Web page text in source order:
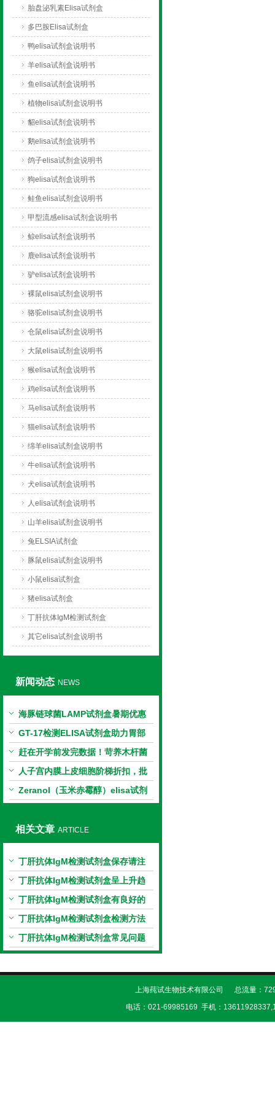
胎盘泌乳素Elisa试剂盒
多巴胺Elisa试剂盒
鸭elisa试剂盒说明书
羊elisa试剂盒说明书
鱼elisa试剂盒说明书
植物elisa试剂盒说明书
貂elisa试剂盒说明书
鹅elisa试剂盒说明书
鸽子elisa试剂盒说明书
狗elisa试剂盒说明书
鲑鱼elisa试剂盒说明书
甲型流感elisa试剂盒说明书
鲸elisa试剂盒说明书
鹿elisa试剂盒说明书
驴elisa试剂盒说明书
裸鼠elisa试剂盒说明书
骆驼elisa试剂盒说明书
仓鼠elisa试剂盒说明书
大鼠elisa试剂盒说明书
猴elisa试剂盒说明书
鸡elisa试剂盒说明书
马elisa试剂盒说明书
猫elisa试剂盒说明书
绵羊elisa试剂盒说明书
牛elisa试剂盒说明书
犬elisa试剂盒说明书
人elisa试剂盒说明书
山羊elisa试剂盒说明书
兔ELSIA试剂盒
豚鼠elisa试剂盒说明书
小鼠elisa试剂盒
猪elisa试剂盒
丁肝抗体IgM检测试剂盒
其它elisa试剂盒说明书
新闻动态 NEWS
海豚链球菌LAMP试剂盒暑期优惠
GT-17检测ELISA试剂盒助力胃部
相关指标样本定量研究
赶在开学前发完数据！苛养木杆菌
PCR检测试剂盒暑假优惠开启
人子宫内膜上皮细胞阶梯折扣，批
量更划算
Zeranol（玉米赤霉醇）elisa试剂
相关文章 ARTICLE
丁肝抗体IgM检测试剂盒保存请注
意“封闭
丁肝抗体IgM检测试剂盒呈上升趋
势
丁肝抗体IgM检测试剂盒有良好的
实验设备
丁肝抗体IgM检测试剂盒检测方法
在实际的应用
丁肝抗体IgM检测试剂盒常见问题
的汇总
上海莼试生物技术有限公司 总流量：
电话：021-69985169 手机：